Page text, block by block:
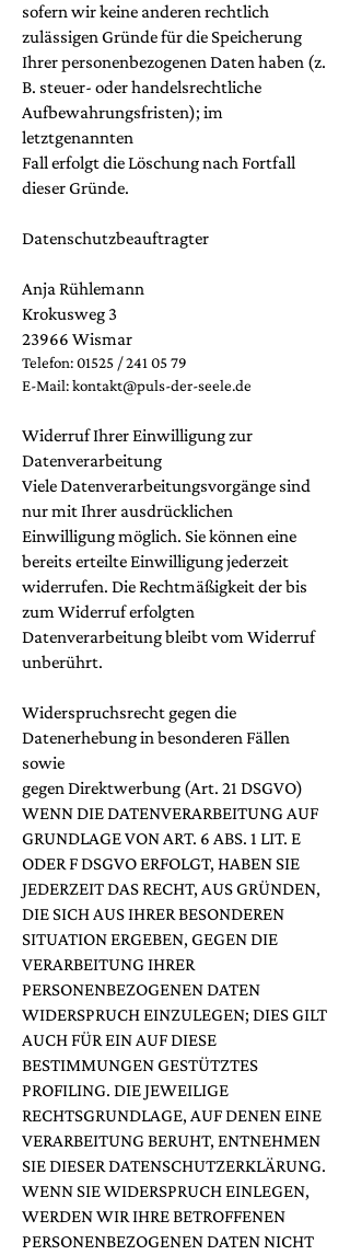
sofern wir keine anderen rechtlich
zulässigen Gründe für die Speicherung
Ihrer personenbezogenen Daten haben (z.
B. steuer- oder handelsrechtliche
Aufbewahrungsfristen); im
letztgenannten
Fall erfolgt die Löschung nach Fortfall
dieser Gründe.
Datenschutzbeauftragter
Anja Rühlemann
Krokusweg 3
23966 Wismar
Telefon: 01525 /241 05 79
E-Mail: kontakt@puls-der-seele.de
Widerruf Ihrer Einwilligung zur
Datenverarbeitung
Viele Datenverarbeitungsvorgänge sind
nur mit Ihrer ausdrücklichen
Einwilligung möglich. Sie können eine
bereits erteilte Einwilligung jederzeit
widerrufen. Die Rechtmäßigkeit der bis
zum Widerruf erfolgten
Datenverarbeitung bleibt vom Widerruf
unberührt.
Widerspruchsrecht gegen die
Datenerhebung in besonderen Fällen
sowie
gegen Direktwerbung (Art. 21 DSGVO)
WENN DIE DATENVERARBEITUNG AUF
GRUNDLAGE VON ART. 6 ABS. 1 LIT. E
ODER F DSGVO ERFOLGT, HABEN SIE
JEDERZEIT DAS RECHT, AUS GRÜNDEN,
DIE SICH AUS IHRER BESONDEREN
SITUATION ERGEBEN, GEGEN DIE
VERARBEITUNG IHRER
PERSONENBEZOGENEN DATEN
WIDERSPRUCH EINZULEGEN; DIES GILT
AUCH FÜR EIN AUF DIESE
BESTIMMUNGEN GESTÜTZTES
PROFILING. DIE JEWEILIGE
RECHTSGRUNDLAGE, AUF DENEN EINE
VERARBEITUNG BERUHT, ENTNEHMEN
SIE DIESER DATENSCHUTZERKLÄRUNG.
WENN SIE WIDERSPRUCH EINLEGEN,
WERDEN WIR IHRE BETROFFENEN
PERSONENBEZOGENEN DATEN NICHT